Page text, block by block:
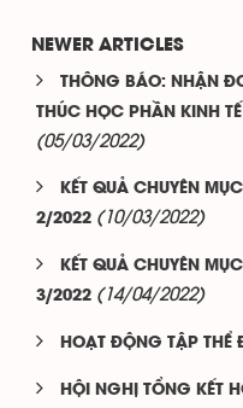
NEWER ARTICLES
THÔNG BÁO: NHẬN
THÚC HỌC PHẦN KINH
(05/03/2022)
KẾT QUẢ CHUYÊN
2/2022 (10/03/2022)
KẾT QUẢ CHUYÊN
3/2022 (14/04/2022)
HOẠT ĐỘNG TẬP THỂ
HỘI NGHỊ TỔNG KẾT